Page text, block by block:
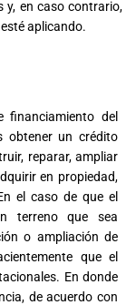
y, en caso contrario,
aplicando.
financiamiento del
obtener un crédito
reparar, ampliar
en propiedad,
el caso de que el
terreno que sea
o ampliación de
que el
En donde
de acuerdo con